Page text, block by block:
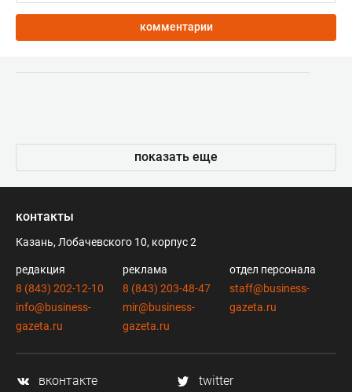
комментарии
показать еще
контакты
Казань, Лобачевского 10, корпус 2
редакция
8 (843) 202-12-10
info@business-
gazeta.ru
реклама
8 (843) 203-48-47
mir@business-
gazeta.ru
отдел персонала
staff@business-
gazeta.ru
вконтакте
twitter